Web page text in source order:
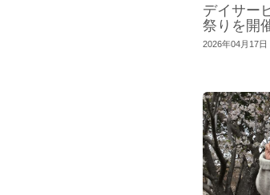
デイサー
祭りを開
2026年04月17日